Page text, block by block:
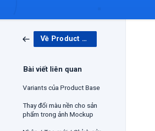
Về Product Base & Mockup
Bài viết liên quan
Variants của Product Base
Thay đổi màu nền cho sản
phẩm trong ảnh Mockup